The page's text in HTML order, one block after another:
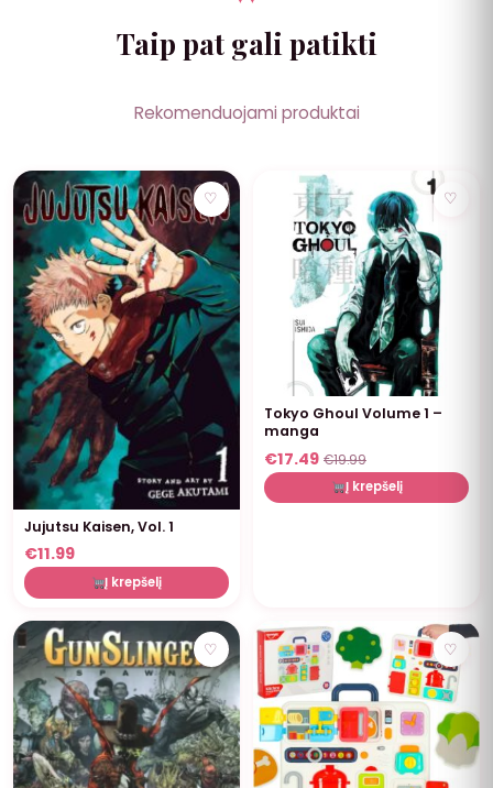
Taip pat gali patikti
Rekomenduojami produktai
♡
Jujutsu Kaisen, Vol. 1
€11.99
Į krepšelį
NUOLAIDA ♡
Tokyo Ghoul Volume 1 –
manga
€17.49 €19.99
Į krepšelį
♡ NUOLAIDA ♡